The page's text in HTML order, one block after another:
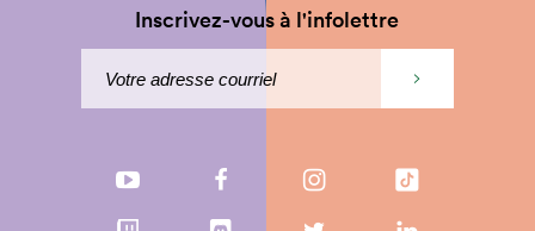
Inscrivez-vous à l'infolettre